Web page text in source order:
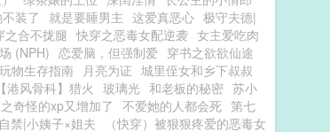
装了 就是要睡男主 这爱真恶心 极守夫德|
之合不拢腿 快穿之恶毒女配逆袭 女主爱吃肉
(NPH) 恋爱脑，但强制爱 穿书之欲欲仙途
物生存指南 月亮为证 城里侄女和乡下叔叔
【港风骨科】猎火 玻璃光 和老板的秘密 苏小
奇怪的xp又增加了 不爱她的人都会死 第七
禁|小姨子×姐夫
（快穿）被狠狠疼爱的恶毒女